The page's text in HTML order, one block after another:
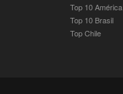
Top 10 América
Top 10 Brasil
Top Chile